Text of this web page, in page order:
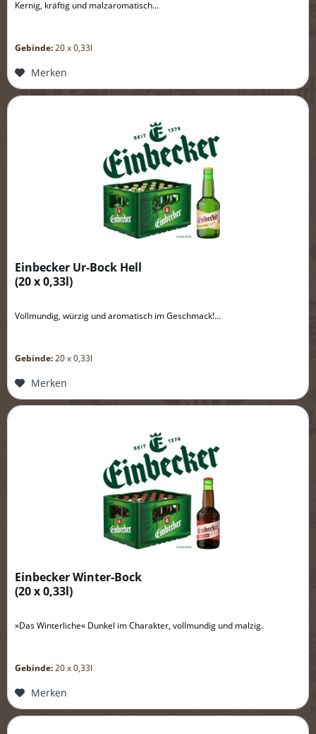
Kernig, kräftig und malzaromatisch...
Gebinde:20 x 0,33l
Merken
Einbecker Ur-Bock Hell
(20 x 0,33l)
Vollmundig, würzig und aromatisch im Geschmack!...
Gebinde:20 x 0,33l
Merken
Einbecker Winter-Bock
(20 x 0,33l)
»Das Winterliche« Dunkel im Charakter, vollmundig und malzig.
Gebinde:20 x 0,33l
Merken